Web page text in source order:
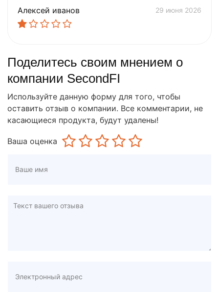
Алексей иванов
29 июня 2026
Поделитесь своим мнением о
компании SecondFI
Используйте данную форму для того, чтобы
оставить отзыв о компании. Все комментарии, не
касающиеся продукта, будут удалены!
Ваша оценка